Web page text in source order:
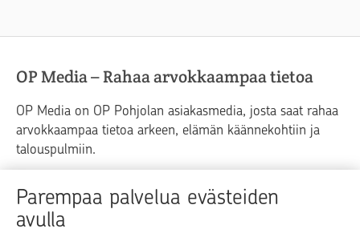
Parempaa palvelua evästeiden
avulla
OP Media – Rahaa arvokkaampaa tietoa
OP Media on OP Pohjolan asiakasmedia, josta saat rahaa
arvokkaampaa tietoa arkeen, elämän käännekohtiin ja
talouspulmiin.
Raha Elämä
Yrityselämä
Blogit ja puheenvuorot